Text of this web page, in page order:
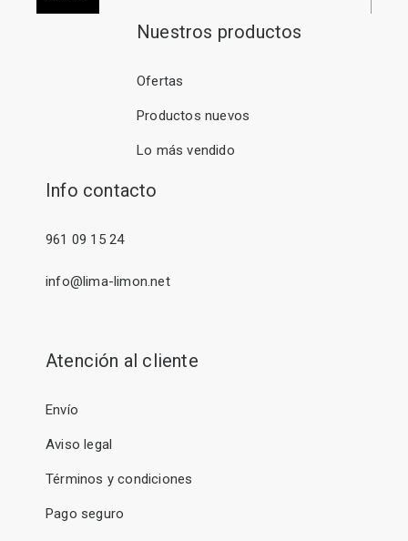
Nuestros productos
Ofertas
Productos nuevos
Lo más vendido
Info contacto
961 09 15 24
info@lima-limon.net
Atención al cliente
Envío
Aviso legal
Términos y condiciones
Pago seguro